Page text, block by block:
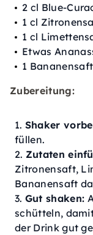
2 cl Blue-
1 cl
1 cl
Etwas
1 Bananensaft
Zubereitung:
Shaker
füllen.
Zutaten
Zitronensaft,
Bananensaft
Gut shaken:
schütteln,
der Drink gut